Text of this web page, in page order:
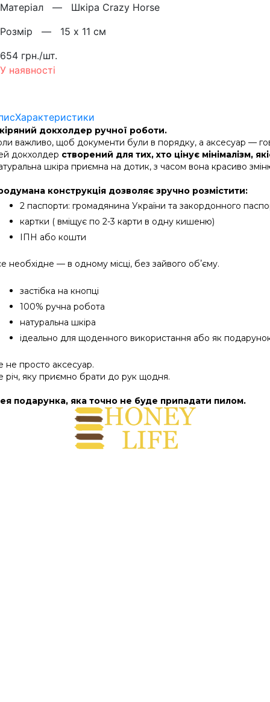
Матерiал — Шкіра Crazy Horse
Розмiр — 15 х 11 см
654 грн./шт.
У наявності
Характеристики
докхолдер ручної роботи.
важливо, щоб документи були в порядку, а аксесуар —
докхолдер створений для тих, хто цінує мінімалізм,
шкіра приємна на дотик, з часом вона красиво
конструкція дозволяє зручно розмістити:
2 паспорти: громадянина України та закордонного
картки ( вміщує по 2-3 карти в одну кишеню)
ІПН або кошти
необхідне — в одному місці, без зайвого обʼєму.
застібка на кнопці
100% ручна робота
натуральна шкіра
ідеально для щоденного використання або як
не просто аксесуар.
річ, яку приємно брати до рук щодня.
подарунка, яка точно не буде припадати пилом.